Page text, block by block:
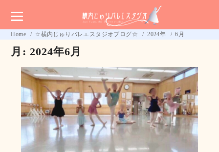
Home ☆横内じゅりバレエスタジオブログ☆ 2024年 6月
月: 2024年6月